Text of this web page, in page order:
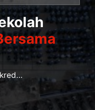
Sekolah Pusat Keunggulan terakreditasi A yang siap mencetak murid berprestasi dan siap kerja.